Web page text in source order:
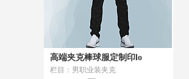
高端夹克棒球服定制印lo
栏目：男职业装夹克